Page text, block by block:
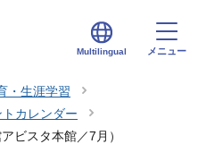
Multilingual メニュー
・生涯学習
カレンダー
ビスタ本館／7月）